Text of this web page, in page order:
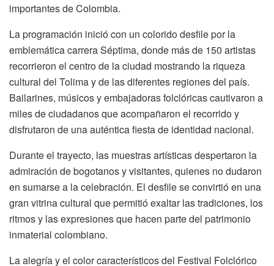
importantes de Colombia.
La programación inició con un colorido desfile por la
emblemática carrera Séptima, donde más de 150 artistas
recorrieron el centro de la ciudad mostrando la riqueza
cultural del Tolima y de las diferentes regiones del país.
Bailarines, músicos y embajadoras folclóricas cautivaron a
miles de ciudadanos que acompañaron el recorrido y
disfrutaron de una auténtica fiesta de identidad nacional.
Durante el trayecto, las muestras artísticas despertaron la
admiración de bogotanos y visitantes, quienes no dudaron
en sumarse a la celebración. El desfile se convirtió en una
gran vitrina cultural que permitió exaltar las tradiciones, los
ritmos y las expresiones que hacen parte del patrimonio
inmaterial colombiano.
La alegría y el color característicos del Festival Folclórico